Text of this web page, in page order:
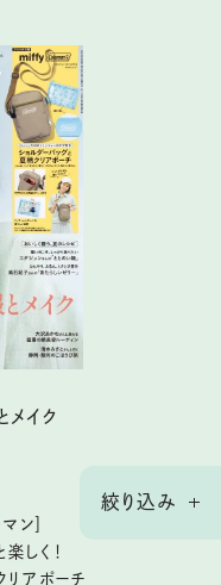
メイク
ン］
しく！
リアポーチ
絞り込み